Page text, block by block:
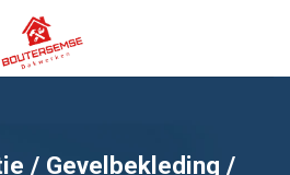
/ Gevelbekleding /